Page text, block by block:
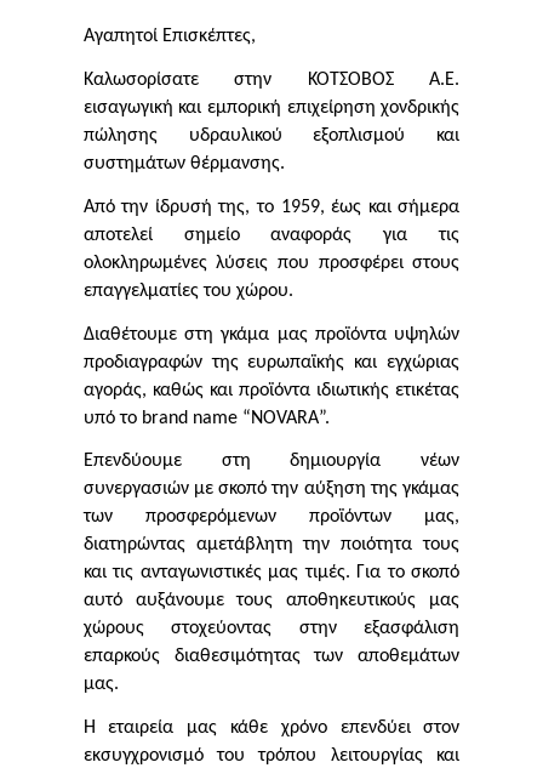
Αγαπητοί Επισκέπτες,
Καλωσορίσατε στην ΚΟΤΣΟΒΟΣ Α.Ε.
εισαγωγική και εμπορική επιχείρηση χονδρικής
πώλησης υδραυλικού εξοπλισμού και
συστημάτων θέρμανσης.
Από την ίδρυσή της, το 1959, έως και σήμερα
αποτελεί σημείο αναφοράς για τις
ολοκληρωμένες λύσεις που προσφέρει στους
επαγγελματίες του χώρου.
Διαθέτουμε στη γκάμα μας προϊόντα υψηλών
προδιαγραφών της ευρωπαϊκής και εγχώριας
αγοράς, καθώς και προϊόντα ιδιωτικής ετικέτας
υπό το brand name“NOVARA”.
Επενδύουμε στη δημιουργία νέων
συνεργασιών με σκοπό την αύξηση της γκάμας
των προσφερόμενων προϊόντων μας,
διατηρώντας αμετάβλητη την ποιότητα τους
και τις ανταγωνιστικές μας τιμές. Για το σκοπό
αυτό αυξάνουμε τους αποθηκευτικούς μας
χώρους στοχεύοντας στην εξασφάλιση
επαρκούς διαθεσιμότητας των αποθεμάτων
μας.
Η εταιρεία μας κάθε χρόνο επενδύει στον
εκσυγχρονισμό του τρόπου λειτουργίας και